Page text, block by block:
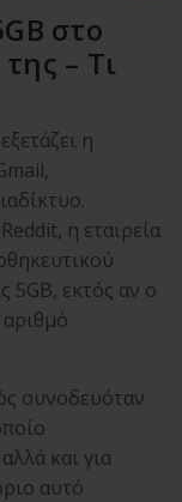
στο
– Τι
η
η εταιρεία
5GB, εκτός αν ο
συνοδευόταν
και για
αυτό